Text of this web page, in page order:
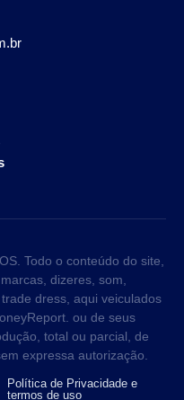
Todo o conteúdo do site,
dizeres, som,
dress, aqui veiculados
ou de seus
total ou parcial, de
expressa autorização.
Política de Privacidade e
termos de uso